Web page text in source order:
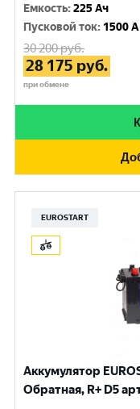
Емкость:225 Ач
Пусковой ток: 1500 A
30 200руб.
28 175 руб.
при обмене
EUROSTART
Аккумулятор
Обратная, R+ D5